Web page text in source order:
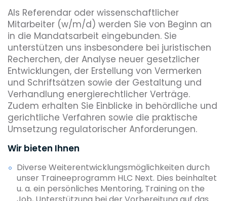
Als Referendar oder wissenschaftlicher
Mitarbeiter (w/m/d) werden Sie von Beginn an
in die Mandatsarbeit eingebunden. Sie
unterstützen uns insbesondere bei juristischen
Recherchen, der Analyse neuer gesetzlicher
Entwicklungen, der Erstellung von Vermerken
und Schriftsätzen sowie der Gestaltung und
Verhandlung energierechtlicher Verträge.
Zudem erhalten Sie Einblicke in behördliche und
gerichtliche Verfahren sowie die praktische
Umsetzung regulatorischer Anforderungen.
Wir bieten Ihnen
Diverse Weiterentwicklungsmöglichkeiten durch
unser Traineeprogramm HLC Next. Dies beinhaltet
u. a. ein persönliches Mentoring, Training on the